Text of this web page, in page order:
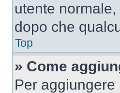
utente
dopo che
Top
» Come
Per